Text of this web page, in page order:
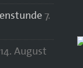
7.
14. August